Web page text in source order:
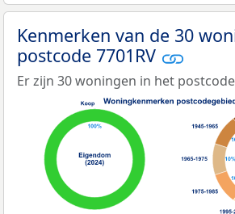
Kenmerken van de 30
postcode 7701RV
Er zijn 30 woningen in het